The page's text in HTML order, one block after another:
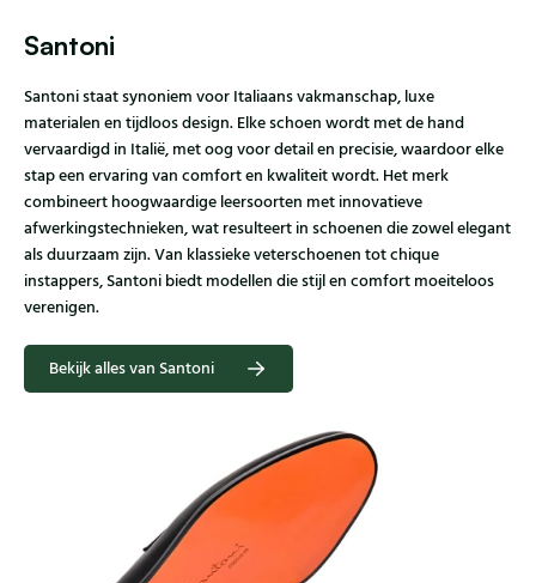
Santoni
Santoni staat synoniem voor Italiaans vakmanschap, luxe
materialen en tijdloos design. Elke schoen wordt met de hand
vervaardigd in Italië, met oog voor detail en precisie, waardoor elke
stap een ervaring van comfort en kwaliteit wordt. Het merk
combineert hoogwaardige leersoorten met innovatieve
afwerkingstechnieken, wat resulteert in schoenen die zowel elegant
als duurzaam zijn. Van klassieke veterschoenen tot chique
instappers, Santoni biedt modellen die stijl en comfort moeiteloos
verenigen.
Bekijk alles van Santoni